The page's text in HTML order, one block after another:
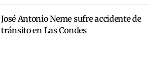
José Antonio Neme sufre accidente de
tránsito en Las Condes